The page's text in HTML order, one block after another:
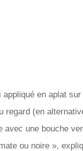
en aplat
regard (en
avec une bouche
ou noire »,